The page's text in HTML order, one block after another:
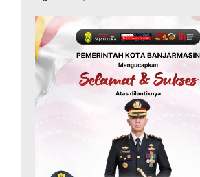
Dinas PUPR Kalsel Pembangunan
Tindak Lanjut
Pascakecelakaan Maut,
Pemerintah Janji
Tingkatkan Fasilitas
Keselamatan Jalan
Alternatif Banjarbaru–